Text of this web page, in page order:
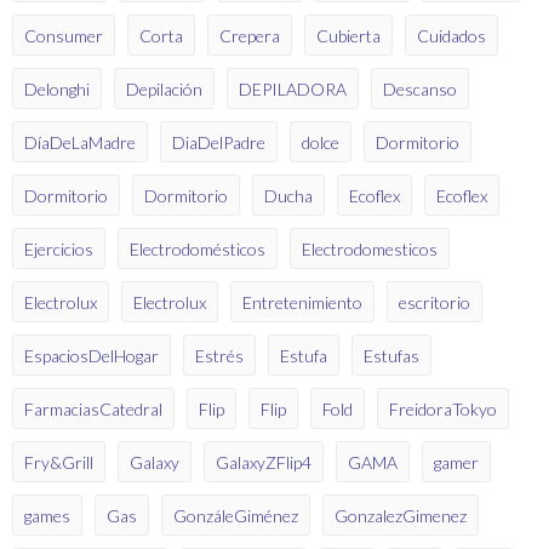
Consumer Corta Crepera Cubierta Cuidados
Delonghi Depilación DEPILADORA Descanso
DíaDeLaMadre DiaDelPadre dolce Dormitorio
Dormitorio Dormitorio Ducha Ecoflex Ecoflex
Ejercicios Electrodomésticos Electrodomesticos
Electrolux Electrolux Entretenimiento escritorio
EspaciosDelHogar Estrés Estufa Estufas
FarmaciasCatedral Flip Flip Fold FreidoraTokyo
Fry&Grill Galaxy GalaxyZFlip4 GAMA gamer
games Gas GonzáleGiménez GonzalezGimenez